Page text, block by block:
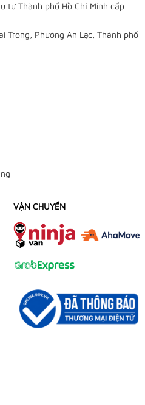
tư Thành phố Hồ Chí Minh cấp
Trong, Phường An Lạc, Thành phố
VẬN CHUYỂN